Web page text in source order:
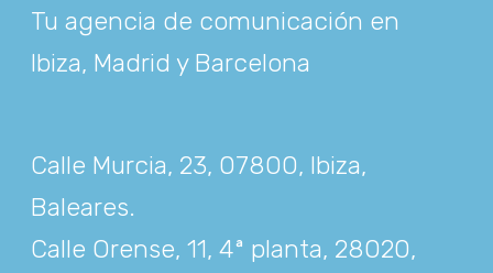
Tu agencia de comunicación en
Ibiza, Madrid y Barcelona
Calle Murcia, 23, 07800, Ibiza,
Baleares.
Calle Orense, 11, 4ª planta, 28020,